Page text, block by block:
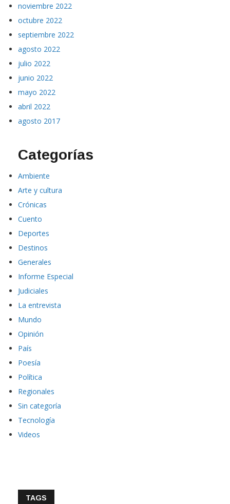
noviembre 2022
octubre 2022
septiembre 2022
agosto 2022
julio 2022
junio 2022
mayo 2022
abril 2022
agosto 2017
Categorías
Ambiente
Arte y cultura
Crónicas
Cuento
Deportes
Destinos
Generales
Informe Especial
Judiciales
La entrevista
Mundo
Opinión
País
Poesía
Política
Regionales
Sin categoría
Tecnología
Videos
TAGS